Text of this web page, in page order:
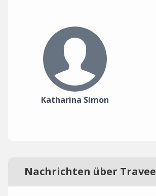
Katharina Simon
Nachrichten über Travee